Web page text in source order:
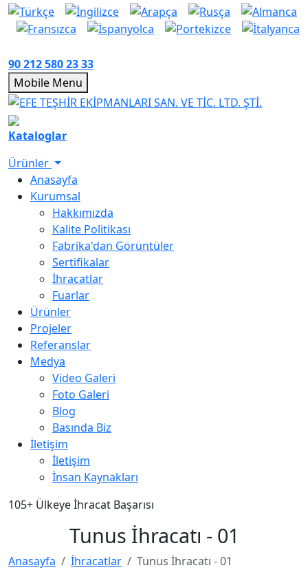
90 212 580 23 33
Mobile Menu
Kataloglar
Ürünler
Anasayfa
Kurumsal
Hakkımızda
Kalite Politikası
Fabrika'dan Görüntüler
Sertifikalar
İhracatlar
Fuarlar
Ürünler
Projeler
Referanslar
Medya
Video Galeri
Foto Galeri
Blog
Basında Biz
İletişim
İletişim
İnsan Kaynakları
105+ Ülkeye İhracat Başarısı
Tunus İhracatı - 01
Anasayfa İhracatlar Tunus İhracatı - 01